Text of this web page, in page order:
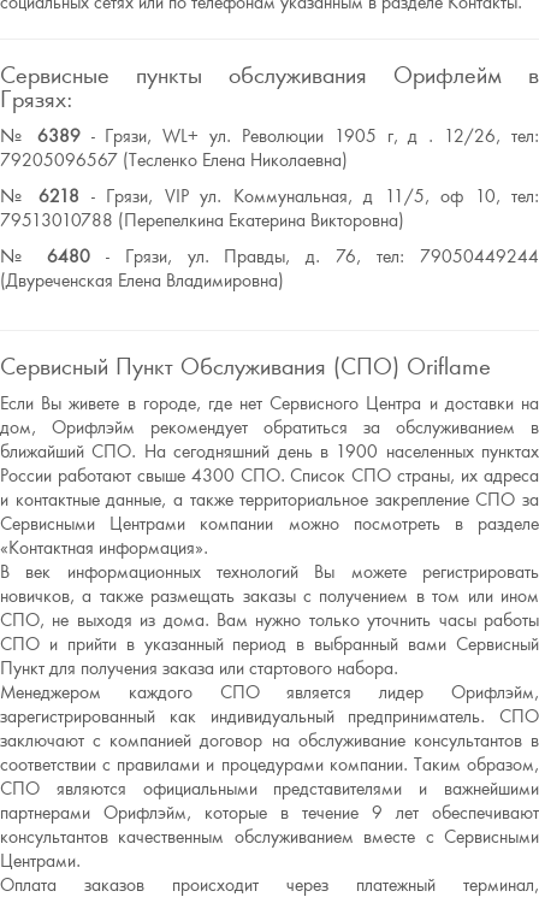
Сервисные пункты обслуживания Орифлейм в
Грязях:
№ 6389- Грязи, WL+ ул. Революции 1905 г, д . 12/26, тел:
79205096567 (Тесленко Елена Николаевна)
№ 6218 - Грязи, VIP ул. Коммунальная, д 11/5, оф 10, тел:
79513010788 (Перепелкина Екатерина Викторовна)
№ 6480- Грязи, ул. Правды, д. 76, тел: 79050449244
(Двуреченская Елена Владимировна)
Сервисный Пункт Обслуживания (СПО) Oriflame
Если Вы живете в городе, где нет Сервисного Центра и доставки на
дом, Орифлэйм рекомендует обратиться за обслуживанием в
ближайший СПО. На сегодняшний день в 1900 населенных пунктах
России работают свыше 4300 СПО. Список СПО страны, их адреса
и контактные данные, а также территориальное закрепление СПО за
Сервисными Центрами компании можно посмотреть в разделе
«Контактная информация».
В век информационных технологий Вы можете регистрировать
новичков, а также размещать заказы с получением в том или ином
СПО, не выходя из дома. Вам нужно только уточнить часы работы
СПО и прийти в указанный период в выбранный вами Сервисный
Пункт для получения заказа или стартового набора.
Менеджером каждого СПО является лидер Орифлэйм,
зарегистрированный как индивидуальный предприниматель. СПО
заключают с компанией договор на обслуживание консультантов в
соответствии с правилами и процедурами компании. Таким образом,
СПО являются официальными представителями и важнейшими
партнерами Орифлэйм, которые в течение 9 лет обеспечивают
консультантов качественным обслуживанием вместе с Сервисными
Центрами.
Оплата заказов происходит через платежный терминал,